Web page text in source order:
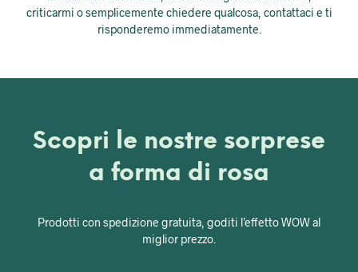
criticarmi o semplicemente chiedere qualcosa, contattaci e ti
risponderemo immediatamente.
Scopri le nostre sorprese
a forma di rosa
Prodotti con spedizione gratuita, goditi l’effetto WOW al
miglior prezzo.